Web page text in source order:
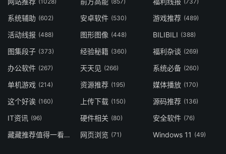
系统辅助 (602) 安卓软件 (530) 游戏推荐 (489)
活动线报 (488) 图形图像 (448) BILIBILI (388)
图集段子 (373) 经验秘籍 (360) 福利杂谈 (269)
办公软件 (267) 天天见 (266) 系统必备 (260)
单机游戏 (214) 资源推荐 (195) 媒体播放 (170)
这个好诶 (160) 上传下载 (150) 源码推荐 (136)
IT资讯 (96) 硬件相关 (80) 安全软件 (76)
藏藏推荐值得一看 网页浏览 (71) Windows 11 (49)